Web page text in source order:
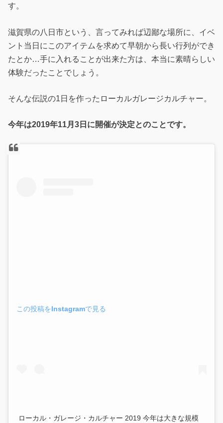
す。
滋賀県の八日市という、言ってみれば辺鄙な場所に、イベ
ント当日にこのアイテムを求めて早朝から長い行列ができ
たとか…手に入れることが出来た方は、本当に素晴らしい
体験だったことでしょう。
そんな伝説の1日を作ったローカルガレージカルチャー。
今年は2019年11月3日に開催が決定とのことです。
この投稿をInstagramで見る
ローカル・ガレージ・カルチャー 2019 今年は大きな規模